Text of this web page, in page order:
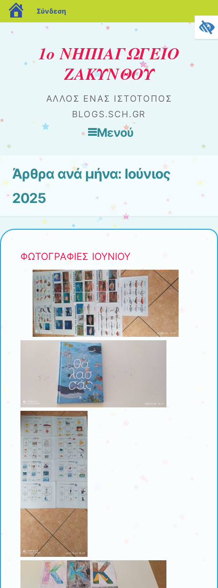
blogs.sch.gr
Σύνδεση
1ο ΝΗΠΙΑΓΩΓΕΙΟ
ΖΑΚΥΝΘΟΥ
ΆΛΛΟΣ ΈΝΑΣ ΙΣΤΌΤΟΠΟΣ
BLOGS.SCH.GR
Μενού
Μετάβαση στο περιεχόμενο
Άρθρα ανά μήνα: Ιούνιος
2025
ΦΩΤΟΓΡΑΦΙΕΣ ΙΟΥΝΙΟΥ